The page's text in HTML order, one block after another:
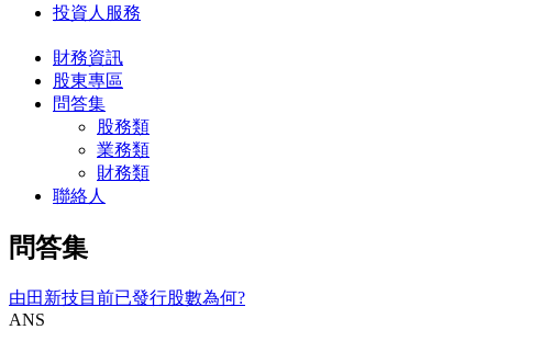
投資人服務
財務資訊
股東專區
問答集
股務類
業務類
財務類
聯絡人
問答集
由田新技目前已發行股數為何?
ANS